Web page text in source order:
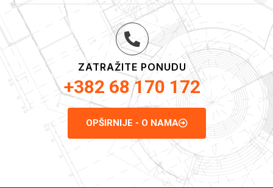
ZATRAŽITE PONUDU
+382 68 170 172
OPŠIRNIJE - O NAMA